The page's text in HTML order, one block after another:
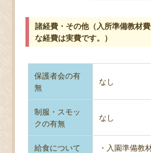
諸経費・その他（入所準備教材
な経費は実費です。）
保護者会の有
無
なし
制服・スモッ
クの有無
なし
給食について ・入園準備教